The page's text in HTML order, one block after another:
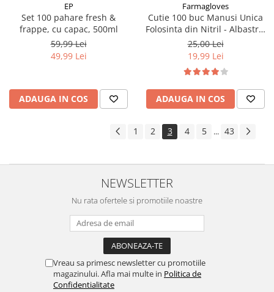
EP
Set 100 pahare fresh &
frappe, cu capac, 500ml
59,99 Lei
49,99 Lei
ADAUGA IN COS
Farmagloves
Cutie 100 buc Manusi Unica
Folosinta din Nitril - Albastre,
Marimea M
25,00 Lei
19,99 Lei
ADAUGA IN COS
1 2 3 4 5 ... 43
NEWSLETTER
Nu rata ofertele si promotiile noastre
Vreau sa primesc newsletter cu promotiile
magazinului. Afla mai multe in Politica de
Confidentialitate